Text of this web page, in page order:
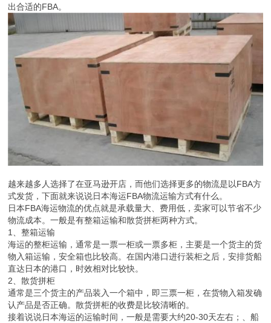
出合适的FBA。
越来越多人选择了在亚马逊开店，而他们选择更多的物流是以FBA方
式发货，下面就来说说日本海运FBA物流运输方式有什么。
日本FBA海运物流的优点就是承载量大、费用低，卖家可以节省不少
物流成本。一般是有整箱运输和散货拼柜两种方式。
1、整箱运输
海运的整柜运输，通常是一票一柜或一票多柜，主要是一个货主的货
物入箱运输，安全箱也比较高。在国内港口进行装柜之后，安排货船
直达日本的港口，时效相对比较快。
2、散货拼柜
通常是三个货主的产品装入一个箱中，即三票一柜，在货物入箱发确
认产品是否正确。散货拼柜的收费是比较清晰的。
接着说说日本海运的运输时间，一般是需要大约20-30天左右；、船